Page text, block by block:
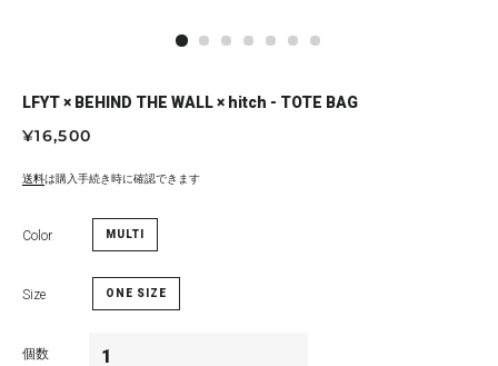
LFYT × BEHIND THE WALL × hitch - TOTE BAG
通
価
セ
ル
¥16,500
送料は購入手続き時に確認できます
Color MULTI
Size ONE SIZE
個数